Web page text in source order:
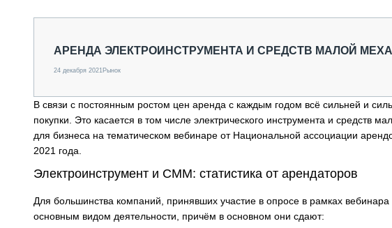
АРЕНДА ЭЛЕКТРОИНСТРУМЕНТА И СРЕДСТВ МАЛОЙ
24 декабря 2021Рынок
В связи с постоянным ростом цен аренда с каждым годом всё сильней и
покупки. Это касается в том числе электрического инструмента и средств
для бизнеса на тематическом вебинаре от Национальной ассоциации
2021 года.
Электроинструмент и СММ: статистика от арендаторов
Для большинства компаний, принявших участие в опросе в рамках
основным видом деятельности, причём в основном они сдают: